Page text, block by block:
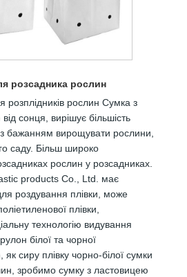
розсадника рослин
розплідників рослин Сумка з
сонця, вирішує більшість
бажанням вирощувати рослини,
саду. Більш широко
рослин у розсадниках.
products Co., Ltd. має
роздування плівки, може
плівки,
технологію видування
білої та чорної
як сиру плівку чорно-білої сумки
зробимо сумку з ластовицею